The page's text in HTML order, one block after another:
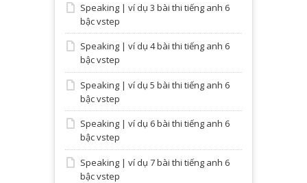
Speaking | ví dụ 3 bài thi tiếng anh 6
bậc vstep
Speaking | ví dụ 4 bài thi tiếng anh 6
bậc vstep
Speaking | ví dụ 5 bài thi tiếng anh 6
bậc vstep
Speaking | ví dụ 6 bài thi tiếng anh 6
bậc vstep
Speaking | ví dụ 7 bài thi tiếng anh 6
bậc vstep